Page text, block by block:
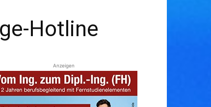
Hotline
Anzeigen